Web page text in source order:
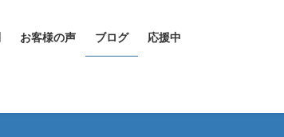
お客様の声 ブログ 応援中